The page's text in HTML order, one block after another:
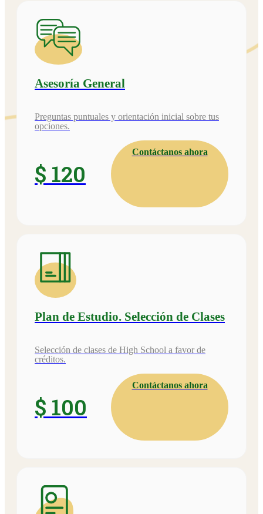
Asesoría General
Preguntas puntuales y orientación inicial sobre tus
opciones.
$ 120
Contáctanos ahora
Plan de Estudio. Selección de Clases
Selección de clases de High School a favor de
créditos.
$ 100
Contáctanos ahora